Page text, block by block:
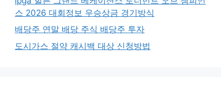
스 2026 대회정보 우승상금 경기방식
배당주 연말 배당 주식 배당주 투자
도시가스 절약 캐시백 대상 신청방법